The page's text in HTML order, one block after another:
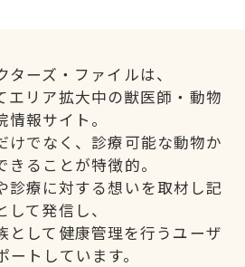
ターズ・ファイルは、
エリア拡大中の獣医師・動物
情報サイト。
けでなく、診療可能な動物か
きることが特徴的。
診療に対する想いを取材し記
して発信し、
として健康管理を行うユーザ
ートしています。